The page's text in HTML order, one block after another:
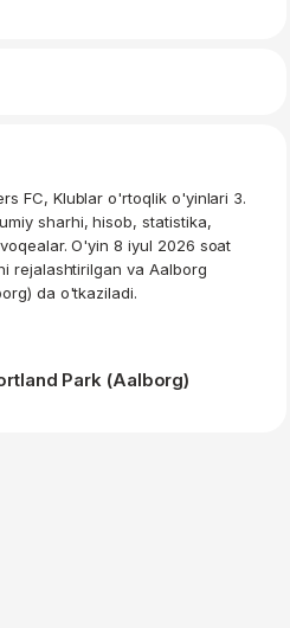
FC, Klublar o'rtoqlik o'yinlari 3.
sharhi, hisob, statistika,
O'yin 8 iyul 2026 soat
rejalashtirilgan va Aalborg
da o'tkaziladi.
Park (Aalborg)